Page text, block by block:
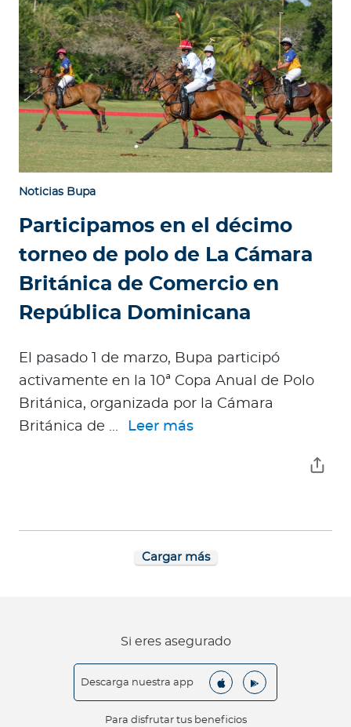
Noticias Bupa
Participamos en el décimo
torneo de polo de La Cámara
Británica de Comercio en
República Dominicana
El pasado 1 de marzo, Bupa participó
activamente en la 10ª Copa Anual de Polo
Británica, organizada por la Cámara
Británica de ...
Leer más
Cargar más
Si eres asegurado
Descarga nuestra app
Para disfrutar tus beneficios